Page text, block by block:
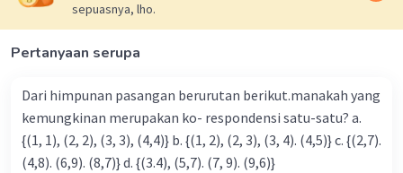
sepuasnya, lho.
Pertanyaan serupa
Dari himpunan pasangan berurutan berikut.manakah yang
kemungkinan merupakan ko- respondensi satu-satu? a.
{(1, 1), (2, 2), (3, 3), (4,4)} b. {(1, 2), (2, 3), (3, 4). (4,5)} c. {(2,7).
(4,8). (6,9). (8,7)} d. {(3.4), (5,7). (7, 9). (9,6)}